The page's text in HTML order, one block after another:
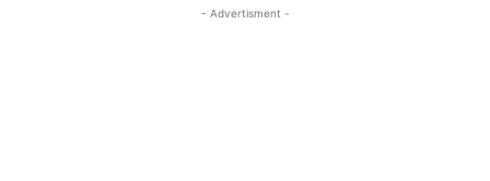
- Advertisment -